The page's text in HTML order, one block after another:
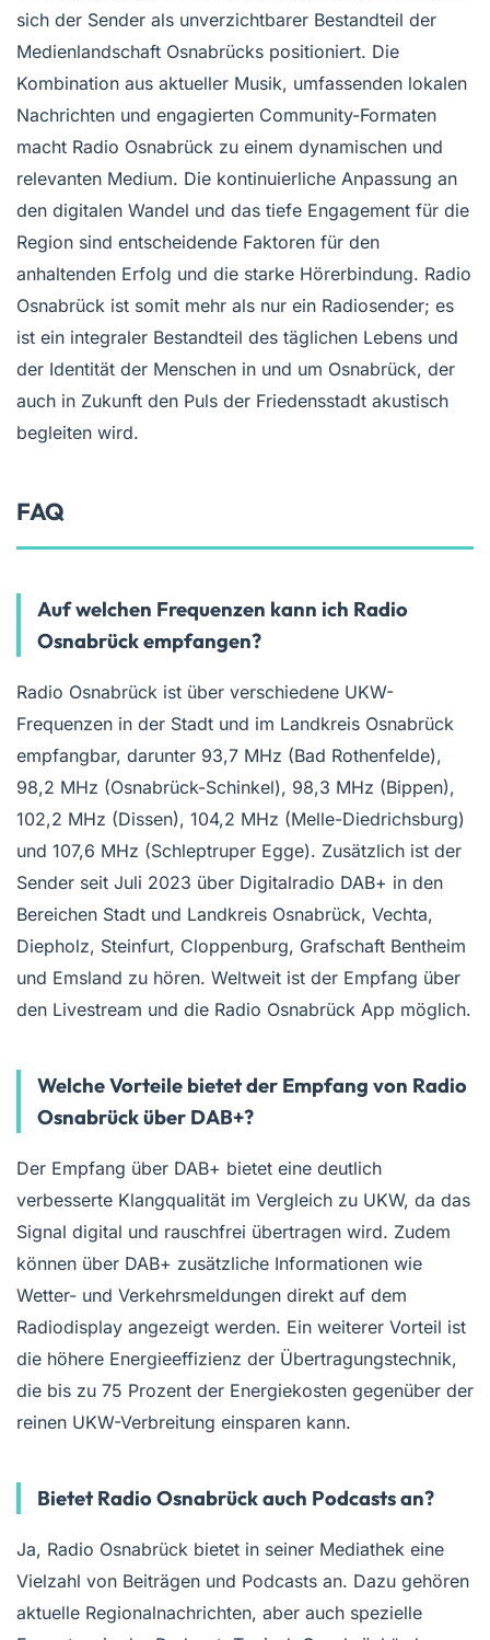
sich der Sender als unverzichtbarer Bestandteil der
Medienlandschaft Osnabrücks positioniert. Die
Kombination aus aktueller Musik, umfassenden lokalen
Nachrichten und engagierten Community-Formaten
macht Radio Osnabrück zu einem dynamischen und
relevanten Medium. Die kontinuierliche Anpassung an
den digitalen Wandel und das tiefe Engagement für die
Region sind entscheidende Faktoren für den
anhaltenden Erfolg und die starke Hörerbindung. Radio
Osnabrück ist somit mehr als nur ein Radiosender; es
ist ein integraler Bestandteil des täglichen Lebens und
der Identität der Menschen in und um Osnabrück, der
auch in Zukunft den Puls der Friedensstadt akustisch
begleiten wird.
FAQ
Auf welchen Frequenzen kann ich Radio
Osnabrück empfangen?
Radio Osnabrück ist über verschiedene UKW-
Frequenzen in der Stadt und im Landkreis Osnabrück
empfangbar, darunter 93,7 MHz (Bad Rothenfelde),
98,2 MHz (Osnabrück-Schinkel), 98,3 MHz (Bippen),
102,2 MHz (Dissen), 104,2 MHz (Melle-Diedrichsburg)
und 107,6 MHz (Schleptruper Egge). Zusätzlich ist der
Sender seit Juli 2023 über Digitalradio DAB+ in den
Bereichen Stadt und Landkreis Osnabrück, Vechta,
Diepholz, Steinfurt, Cloppenburg, Grafschaft Bentheim
und Emsland zu hören. Weltweit ist der Empfang über
den Livestream und die Radio Osnabrück App möglich.
Welche Vorteile bietet der Empfang von Radio
Osnabrück über DAB+?
Der Empfang über DAB+ bietet eine deutlich
verbesserte Klangqualität im Vergleich zu UKW, da das
Signal digital und rauschfrei übertragen wird. Zudem
können über DAB+ zusätzliche Informationen wie
Wetter- und Verkehrsmeldungen direkt auf dem
Radiodisplay angezeigt werden. Ein weiterer Vorteil ist
die höhere Energieeffizienz der Übertragungstechnik,
die bis zu 75 Prozent der Energiekosten gegenüber der
reinen UKW-Verbreitung einsparen kann.
Bietet Radio Osnabrück auch Podcasts an?
Ja, Radio Osnabrück bietet in seiner Mediathek eine
Vielzahl von Beiträgen und Podcasts an. Dazu gehören
aktuelle Regionalnachrichten, aber auch spezielle